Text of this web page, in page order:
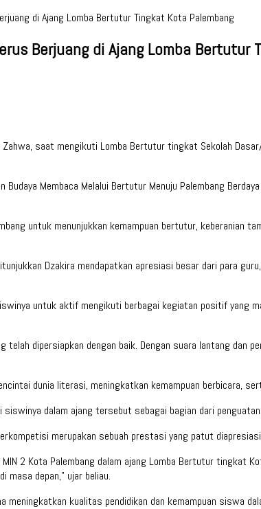
di Ajang Lomba Bertutur Tingkat Kota Palembang
Berjuang di Ajang Lomba Bertutur
saat mengikuti Lomba Bertutur tingkat Sekolah
Membaca Melalui Bertutur Menuju Palembang
untuk menunjukkan kemampuan bertutur, keberanian
Dzakira mendapatkan apresiasi besar dari para
untuk aktif mengikuti berbagai kegiatan positif yang
dipersiapkan dengan baik. Dengan suara lantang dan
dunia literasi, meningkatkan kemampuan berbicara,
dalam ajang tersebut sebagai bagian dari
merupakan sebuah prestasi yang patut
2 Kota Palembang dalam ajang Lomba Bertutur tingkat
masa depan,” ujar beliau.
kualitas pendidikan dan kemampuan siswa